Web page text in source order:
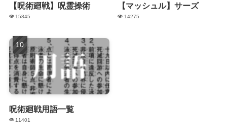
【呪術廻戦】呪霊操術
15845
【マッシュル】サーズ
14275
呪術廻戦用語一覧
11401